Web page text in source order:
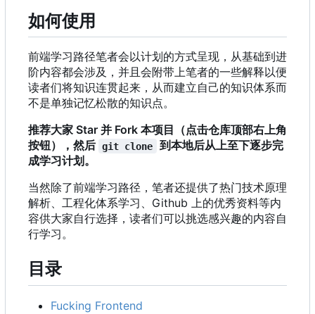
如何使用
前端学习路径笔者会以计划的方式呈现，从基础到进
阶内容都会涉及，并且会附带上笔者的一些解释以便
读者们将知识连贯起来，从而建立自己的知识体系而
不是单独记忆松散的知识点。
推荐大家 Star 并 Fork 本项目（点击仓库顶部右上角
按钮），然后 git clone
到本地后从上至下逐步完
成学习计划。
当然除了前端学习路径 ， 笔者还提供了热门技术原理
解析、工程化体系学习、Github 上的优秀资料等内
容供大家自行选择，读者们可以挑选感兴趣的内容自
行学习。
目录
Fucking Frontend